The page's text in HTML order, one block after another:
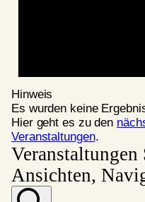
Hinweis
Es wurden keine
Hier geht es zu den
Veranstaltungen.
Veranstaltungen
Ansichten,